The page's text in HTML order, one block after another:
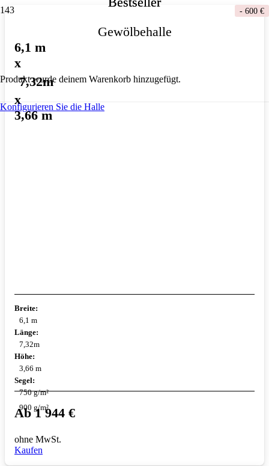
Produktwurde deinem Warenkorb hinzugefügt.
Konfigurieren Sie die Halle
Gewölbehalle
6,1 m
x
7,32m
x
3,66 m
Breite:
6,1 m
Länge:
7,32m
Höhe:
3,66 m
Segel:
750 g/m²
900 g/m²
Ab1 944 €
ohne MwSt.
Kaufen
- 600 €